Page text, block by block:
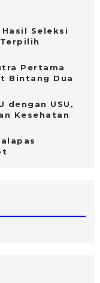
Seleksi
Pertama
Bintang Dua
dengan USU,
Kesehatan